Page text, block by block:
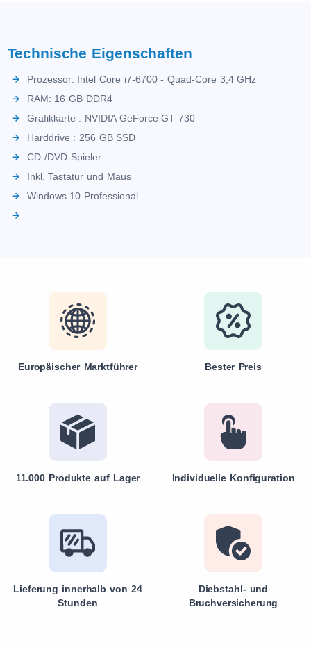
Technische Eigenschaften
Prozessor: Intel Core i7-6700 - Quad-Core 3,4 GHz
RAM: 16 GB DDR4
Grafikkarte : NVIDIA GeForce GT 730
Harddrive : 256 GB SSD
CD-/DVD-Spieler
Inkl. Tastatur und Maus
Windows 10 Professional
Europäischer Marktführer Bester Preis
11.000 Produkte auf Lager Individuelle Konfiguration
Lieferung innerhalb von 24
Stunden
Diebstahl- und
Bruchversicherung